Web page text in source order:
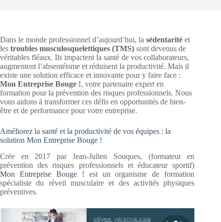
Dans le monde professionnel d’aujourd’hui, la sédentarité et
les troubles musculosquelettiques (TMS) sont devenus de
véritables fléaux. Ils impactent la santé de vos collaborateurs,
augmentent l’absentéisme et réduisent la productivité. Mais il
existe une solution efficace et innovante pour y faire face :
Mon Entreprise Bouge !, votre partenaire expert en
formation pour la prévention des risques professionnels. Nous
vous aidons à transformer ces défis en opportunités de bien-
être et de performance pour votre entreprise.
Améliorez la santé et la productivité de vos équipes : la
solution Mon Entreprise Bouge !
Crée en 2017 par Jean-Julien Souques, (formateur en
prévention des risques professionnels et éducateur sportif)
Mon Entreprise Bouge ! est un organisme de formation
spécialiste du réveil musculaire et des activités physiques
préventives.